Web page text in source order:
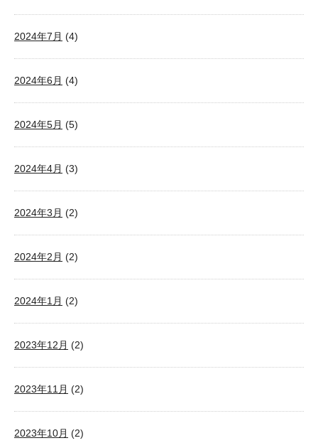
2024年7月 (4)
2024年6月 (4)
2024年5月 (5)
2024年4月 (3)
2024年3月 (2)
2024年2月 (2)
2024年1月 (2)
2023年12月 (2)
2023年11月 (2)
2023年10月 (2)